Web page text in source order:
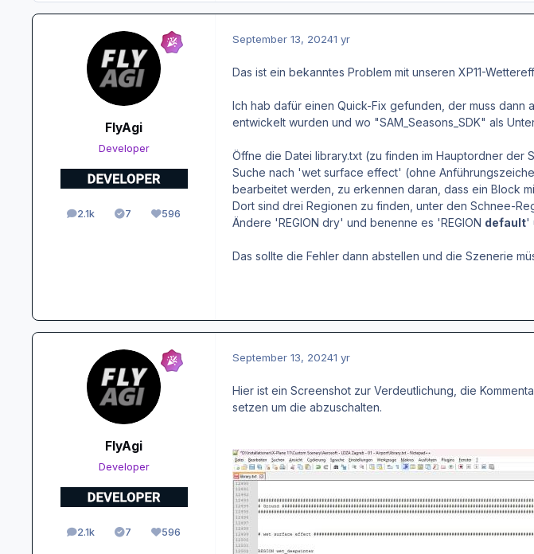
FlyAgi
Developer
2.1k
posts 7
Solutions596
Reputation
September 13, 20241 yr
Das ist ein bekanntes Problem mit unseren XP11-
Ich hab dafür einen Quick-Fix gefunden, der muss
entwickelt wurden und wo "SAM_Seasons_SDK" als
Öffne die Datei library.txt (zu finden im Hauptordner
Suche nach 'wet surface effect' (ohne
bearbeitet werden, zu erkennen daran, dass ein Block
Dort sind drei Regionen zu finden, unter den Schnee-
Ändere 'REGION dry' und benenne es 'REGION default'
Das sollte die Fehler dann abstellen und die Szenerie
FlyAgi
Developer
2.1k
posts 7
Solutions596
Reputation
September 13, 20241 yr
Hier ist ein Screenshot zur Verdeutlichung, die
setzen um die abzuschalten.